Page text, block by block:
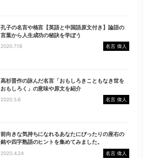
孔子の名言や格言【英語と中国語原文付き】論語の
言葉から人生成功の秘訣を学ぼう
2020.7.18 名言 偉人
高杉晋作の詠んだ名言「おもしろきこともなき世を
おもしろく」の意味や原文を紹介
2020.5.6 名言 偉人
前向きな気持ちになれるあなたにぴったりの座右の
銘や四字熟語のヒントを集めてみました。
2020.4.24 名言 偉人